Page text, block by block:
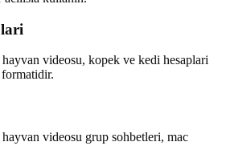
videosu, kopek ve kedi hesaplari
videosu grup sohbetleri, mac